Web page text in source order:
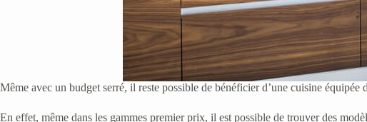
Même avec un budget serré, il reste possible de bénéficier d’une cuisine
En effet, même dans les gammes premier prix, il est possible de trouver des